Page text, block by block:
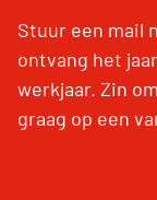
Stuur een mail
ontvang het
werkjaar. Zin
graag op een